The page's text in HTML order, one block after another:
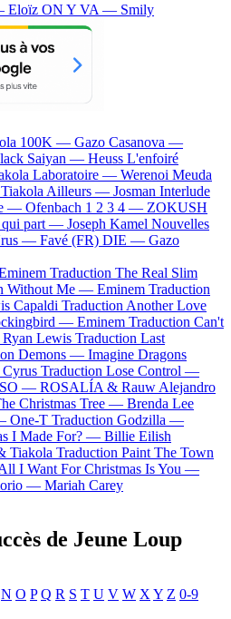
Eloïz ON Y VA — Smily
100K — Gazo Casanova —
Saiyan — Heuss L'enfoiré
Laboratoire — Werenoi Meuda
Ailleurs — Josman Interlude
— Ofenbach 1 2 3 4 — ZOKUSH
qui part — Joseph Kamel Nouvelles
— Favé (FR) DIE — Gazo
Traduction The Real Slim
Without Me — Eminem Traduction
Capaldi Traduction Another Love
— Eminem Traduction Can't
Lewis Traduction Last
Demons — Imagine Dragons
Traduction Lose Control —
— ROSALÍA & Rauw Alejandro
Christmas Tree — Brenda Lee
One-T Traduction Godzilla —
I Made For? — Billie Eilish
Tiakola Traduction Paint The Town
I Want For Christmas Is You —
— Mariah Carey
de Jeune Loup
N O P Q R S T U V W X Y Z 0-9